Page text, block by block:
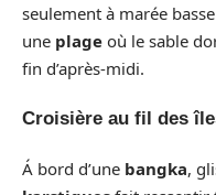
seulement à marée
une plage où le sable
fin d’après-midi.
Croisière au fil des
Á bord d’une bangka,